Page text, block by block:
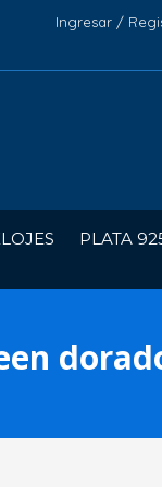
Ingresar /
PLATA